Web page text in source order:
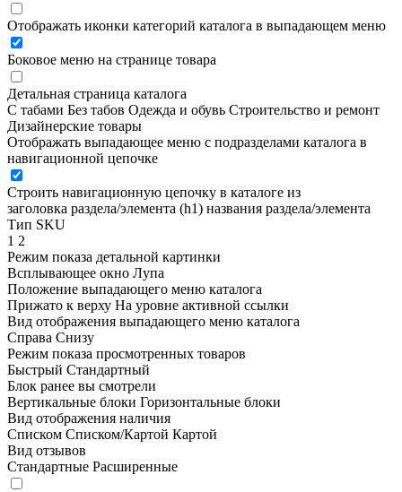
Отображать иконки категорий каталога в выпадающем меню
Боковое меню на странице товара
Детальная страница каталога
С табами Без табов Одежда и обувь Строительство и ремонт
Дизайнерские товары
Отображать выпадающее меню с подразделами каталога в
навигационной цепочке
Строить навигационную цепочку в каталоге из
заголовка раздела/элемента (h1) названия раздела/элемента
Тип SKU
1 2
Режим показа детальной картинки
Всплывающее окно Лупа
Положение выпадающего меню каталога
Прижато к верху На уровне активной ссылки
Вид отображения выпадающего меню каталога
Справа Снизу
Режим показа просмотренных товаров
Быстрый Стандартный
Блок ранее вы смотрели
Вертикальные блоки Горизонтальные блоки
Вид отображения наличия
Списком Списком/Картой Картой
Вид отзывов
Стандартные Расширенные